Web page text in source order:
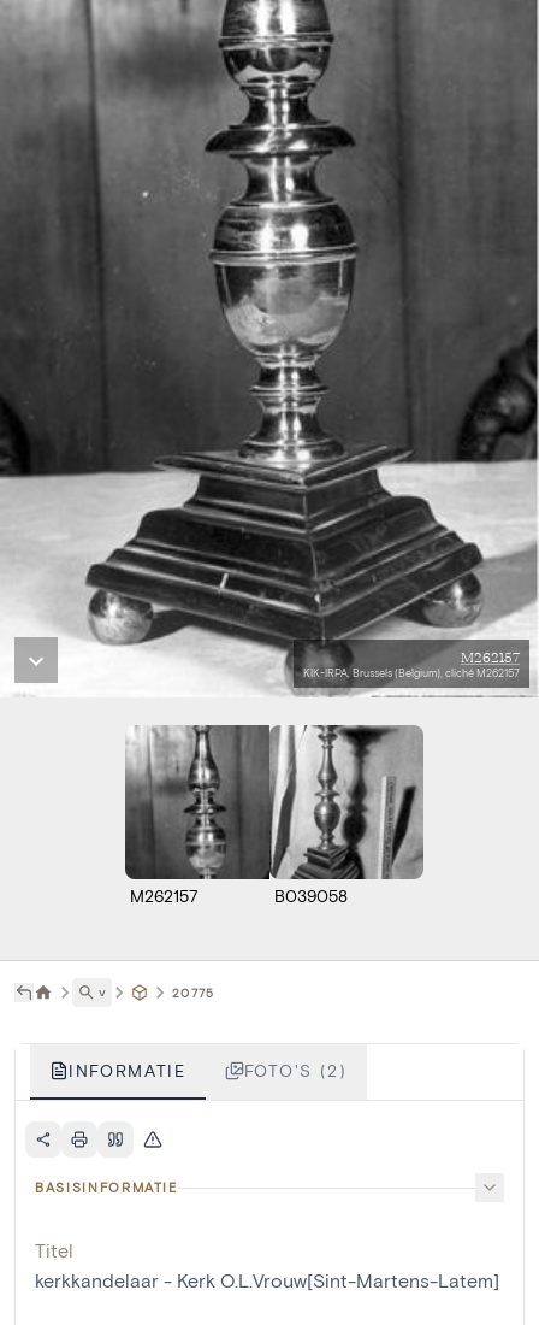
M262157
KIK-IRPA, Brussels (Belgium), cliché M262157
M262157 B039058
˅ 20775
INFORMATIE FOTO'S (2)
BASISINFORMATIE
Titel
kerkkandelaar - Kerk O.L.Vrouw[Sint-Martens-Latem]